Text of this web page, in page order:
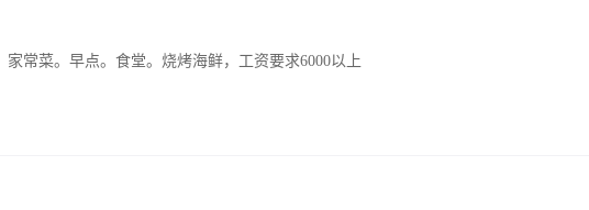
常菜。早点。食堂。烧烤海鲜，工资要求6000以上